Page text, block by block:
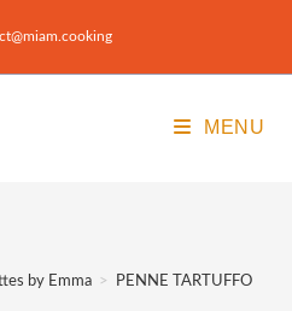
MENU
by Emma > PENNE TARTUFFO